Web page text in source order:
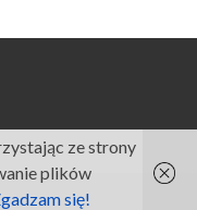
ze strony
plików
się!